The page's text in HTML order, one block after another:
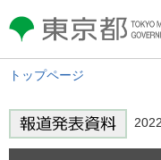
東京都 TOKYO
GOVERNMENT
トップページ